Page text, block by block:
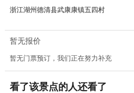
浙江湖州德清县武康康镇五四村
暂无报价
暂无门票预订，我们正在努力补充
看了该景点的人还看了